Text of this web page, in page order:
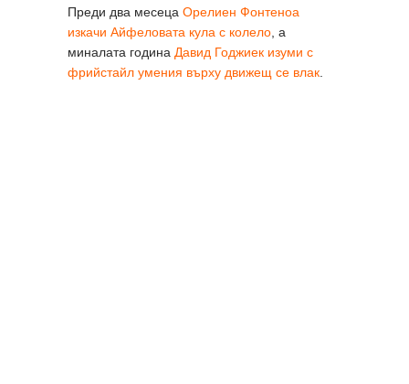
Преди два месеца Орелиен Фонтеноа
изкачи Айфеловата кула с колело , а
миналата година Давид Годжиек изуми с
фрийстайл умения върху движещ се влак